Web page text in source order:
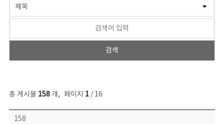
총 게시물 158개, 페이지 1/ 16
콘텐츠이슈 목록 - 번호, 제목, 작성자, 파일, 조회수, 작성일 정보 제공
158